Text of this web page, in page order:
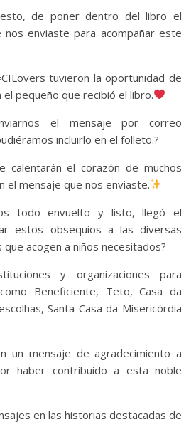
de poner dentro del libro el
nos enviaste para acompañar este
tuvieron la oportunidad de
pequeño que recibió el libro.
el mensaje por correo
incluirlo en el folleto.?
calentarán el corazón de muchos
el mensaje que nos enviaste.
todo envuelto y listo, llegó el
estos obsequios a las diversas
acogen a niños necesitados?
y organizaciones para
Beneficiente, Teto, Casa da
Santa Casa da Misericórdia
un mensaje de agradecimiento a
haber contribuido a esta noble
en las historias destacadas de